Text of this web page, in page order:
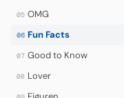
05 OMG
06 Fun Facts
07 Good to Know
08 Lover